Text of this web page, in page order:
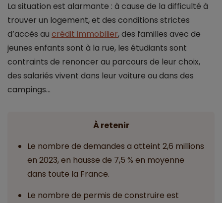
La situation est alarmante : à cause de la difficulté à
trouver un logement, et des conditions strictes
d’accès au crédit immobilier, des familles avec de
jeunes enfants sont à la rue, les étudiants sont
contraints de renoncer au parcours de leur choix,
des salariés vivent dans leur voiture ou dans des
campings…
À retenir
Le nombre de demandes a atteint 2,6 millions
en 2023, en hausse de 7,5 % en moyenne
dans toute la France.
Le nombre de permis de construire est